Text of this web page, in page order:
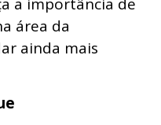
área da
ainda mais